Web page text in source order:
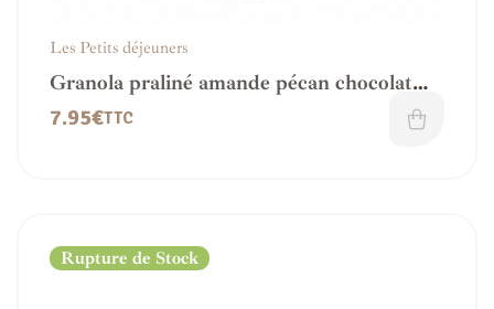
Les Petits déjeuners
Granola praliné amande pécan chocolat
noir – IG modéré
7.95€TTC
Rupture de Stock